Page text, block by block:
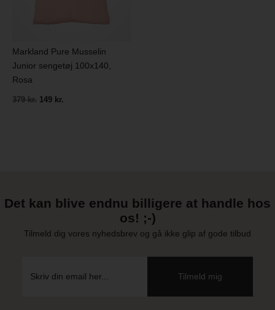
Markland Pure Musselin
Junior sengetøj 100x140,
Rosa
379 kr. 149 kr.
Det kan blive endnu billigere at handle hos
os! ;-)
Tilmeld dig vores nyhedsbrev og gå ikke glip af gode tilbud